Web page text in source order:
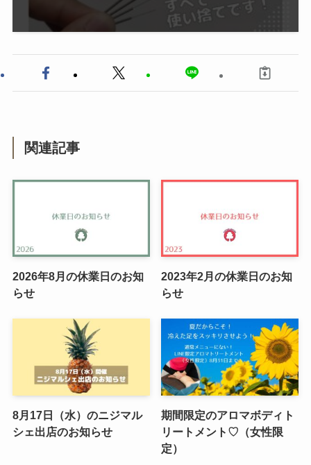
関連記事
2026年8月の休業日のお知
らせ
2023年2月の休業日のお知
らせ
8月17日（水）のニジマル
シェ出店のお知らせ
期間限定のアロマボディト
リートメント♡（女性限
定）